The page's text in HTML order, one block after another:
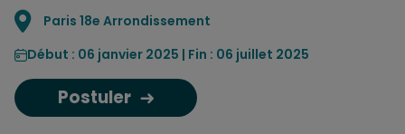
Localisation
Paris 18e Arrondissement
Début : 06 janvier 2025 | Fin : 06 juillet 2025
Postuler